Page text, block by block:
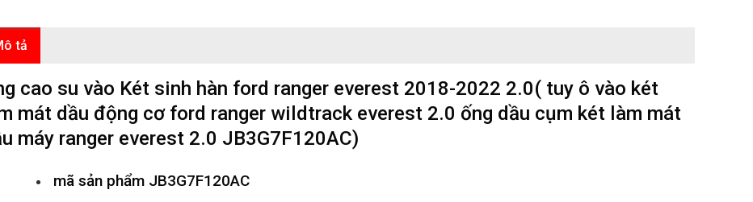
tả
cao su vào Két sinh hàn ford ranger everest 2018-2022 2.0( tuy ô vào két
mát dầu động cơ ford ranger wildtrack everest 2.0 ống dầu cụm két làm mát
máy ranger everest 2.0 JB3G7F120AC)
mã sản phẩm JB3G7F120AC